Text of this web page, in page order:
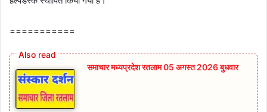
===========
समाचार मध्यप्रदेश रतलाम 05 अगस्त 2026 बुधवार